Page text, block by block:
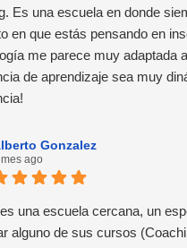
Es una escuela en donde
en que estás pensando en
me parece muy adaptada
de aprendizaje sea muy
Gonzalez
ago
una escuela cercana, un
alguno de sus cursos